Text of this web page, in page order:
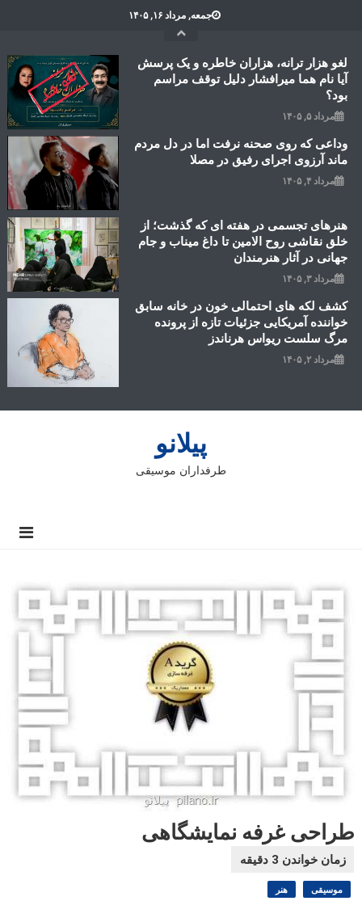
جمعه, مرداد ۱۶, ۱۴۰۵
لغو هزار ترانه، هزاران خاطره و یک پرسش
آیا نام هما میرافشار دلیل توقف مراسم
بود؟
مرداد ۵, ۱۴۰۵
وداعی که روی صحنه نرفت اما در دل مردم
ماند آرزوی اجرای رفیق در مصلا
مرداد ۴, ۱۴۰۵
هنرهای تجسمی در هفته ای که گذشت؛ از
خلق نقاشی روح الامین تا داغ میناب و جام
جهانی در آثار هنرمندان
مرداد ۳, ۱۴۰۵
کشف لکه های احتمالی خون در خانه سابق
خواننده آمریکایی جزئیات تازه از پرونده
مرگ سلست ریواس هرناندز
مرداد ۲, ۱۴۰۵
پیلانو
طرفداران موسیقی
طراحی غرفه نمایشگاهی
موسیقی هنر